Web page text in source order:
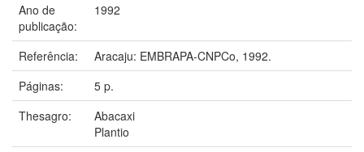
Ano de
publicação:
1992
Referência:
Aracaju: EMBRAPA-CNPCo, 1992.
Páginas:
5 p.
Thesagro:
Abacaxi
Plantio